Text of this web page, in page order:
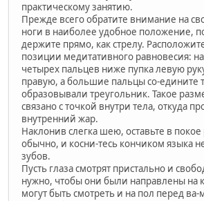
практическому занятию.
Прежде всего обратите внимание на
ноги в наиболее удобное положение,
держите прямо, как стрелу.
позиции медитативного равновесия:
четырех пальцев ниже пупка левую
правую, а большие пальцы со-едините
образовывали треугольник. Такое
связано с точкой внутри тела, откуда
внутренний жар.
Наклонив слегка шею, оставьте в покое
обычно, и косни-тесь кончиком языка
зубов.
Пусть глаза смотрят пристально и
нужно, чтобы они были направлены на
могут быть смотреть и на пол перед ва-